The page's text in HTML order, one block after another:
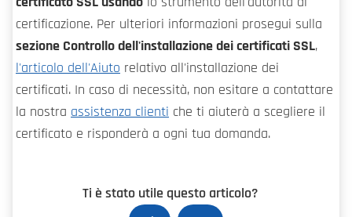
certificazione. Per ulteriori informazioni prosegui sulla
sezione Controllo dell'installazione dei certificati SSL,
l'articolo dell'Aiuto relativo all'installazione dei
certificati. In caso di necessità, non esitare a contattare
la nostra assistenza clienti che ti aiuterà a scegliere il
certificato e risponderà a ogni tua domanda.
Ti è stato utile questo articolo?